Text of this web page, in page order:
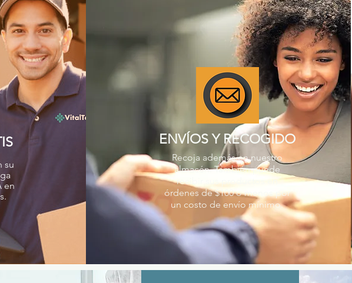
su
en
ENVÍOS Y RECOGIDO
Recoja además en nuestro
almacén. También puede
recibir sus productos en
órdenes de $100 o menos por
un costo de envío mínimo.